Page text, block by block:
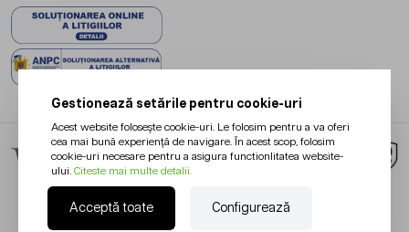
Gestionează setările pentru cookie-uri
Acest website folosește cookie-uri. Le folosim pentru a va oferi
cea mai bună experiență de navigare. În acest scop, folosim
cookie-uri necesare pentru a asigura functionlitatea website-
ului. Citeste mai multe detalii.
Acceptă toate Configurează